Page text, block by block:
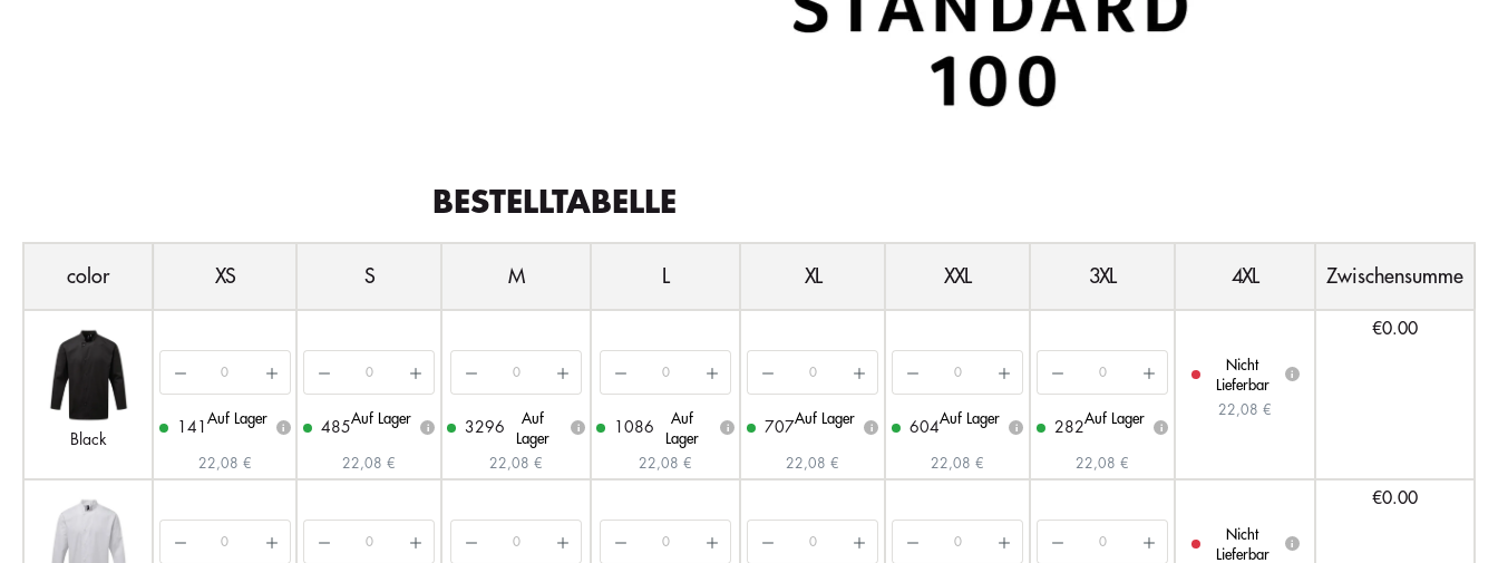
BESTELLTABELLE
color XS S M L XL XXL 3XL 4XL Zwischensumme
Black
141
Auf Lager
i
22,08 €
485
Auf Lager
i
22,08 €
3296
Auf
Lager
i
22,08 €
1086
Auf
Lager
i
22,08 €
707
Auf Lager
i
22,08 €
604
Auf Lager
i
22,08 €
282
Auf Lager
i
22,08 €
Nicht
Lieferbar
i
22,08 €
€0.00
Nicht
Lieferbar
i
€0.00